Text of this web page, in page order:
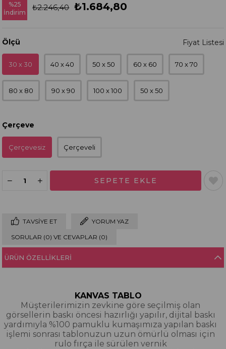
%25
İndirim
₺2.246,40 ₺1.684,80
Ölçü
30 x 30 40 x 40 50 x 50 60 x 60 70 x 70
80 x 80 90 x 90 100 x 100 50 x 50
Çerçeve
Çerçevesiz Çerçeveli
TAVSIYE ET YORUM YAZ
SORULAR (0) VE CEVAPLAR (0)
ÜRÜN ÖZELLIKLERI
KANVAS TABLO
Müşterilerimizin zevkine göre seçilmiş olan
görsellerin baskı öncesi hazırlığı yapılır, dijital baskı
yardımıyla %100 pamuklu kumaşımıza yapılan baskı
işlemi sonrası tablonuzun uzun ömürlü olması için
rulo fırça ile sürülen vernik